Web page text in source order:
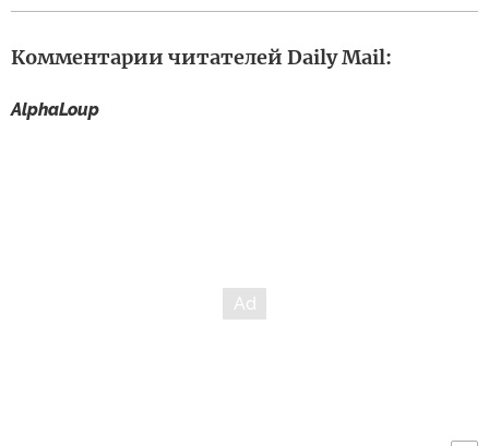
Комментарии читателей Daily Mail:
AlphaLoup